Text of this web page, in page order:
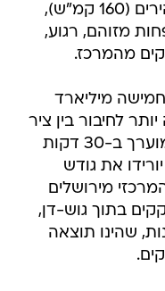
להקמת קווי רכבת חשמליים מהירים (160 קמ"ש),
מזוהם, רגוע,
מהמרכז.
מיליארד
לחיבור בין ציר
המרכז לבירת המדינה, בזמן שמוערך ב-30 דקות
את גודש
העורק המרכזי מירושלים
בתוך גוש-דן,
שהינו תוצאה